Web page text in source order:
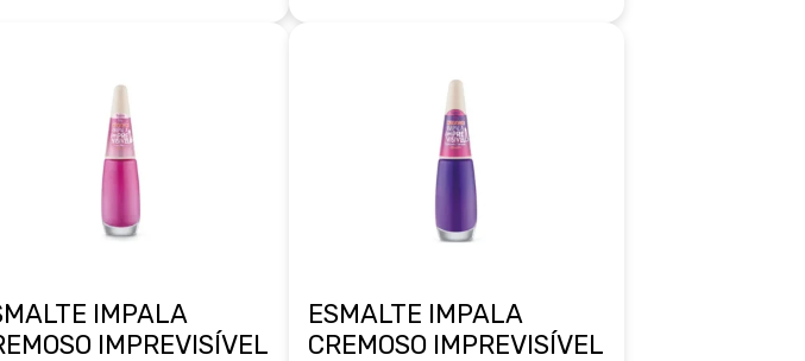
IMPALA
IMPREVISÍVEL
ESMALTE IMPALA
CREMOSO IMPREVISÍVEL